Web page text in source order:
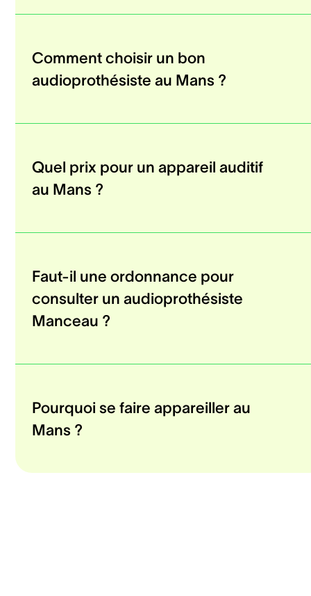
Comment choisir un bon
audioprothésiste au Mans ?
Quel prix pour un appareil auditif
au Mans ?
Faut-il une ordonnance pour
consulter un audioprothésiste
Manceau ?
Pourquoi se faire appareiller au
Mans ?